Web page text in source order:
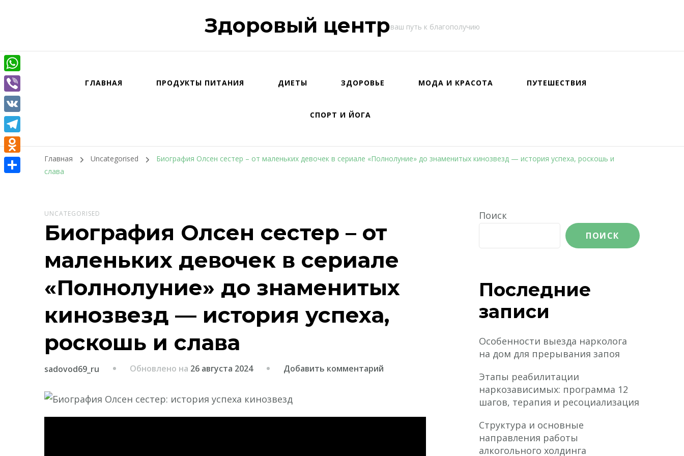
Здоровый центрваш путь к благополучию
ГЛАВНАЯ ПРОДУКТЫ ПИТАНИЯ ДИЕТЫ ЗДОРОВЬЕ МОДА И КРАСОТА ПУТЕШЕСТВИЯ
СПОРТ И ЙОГА
Главная Uncategorised
Биография Олсен сестер – от маленьких девочек в сериале «Полнолуние» до знаменитых кинозвезд — история успеха, роскошь и
слава
UNCATEGORISED
Биография Олсен сестер – от
маленьких девочек в сериале
«Полнолуние» до знаменитых
кинозвезд — история успеха,
роскошь и слава
sadovod69_ru Обновлено на 26 августа 2024 Добавить комментарий
Поиск
ПОИСК
Последние
записи
Особенности выезда нарколога
на дом для прерывания запоя
Этапы реабилитации
наркозависимых: программа 12
шагов, терапия и ресоциализация
Структура и основные
направления работы
алкогольного холдинга
WhatsApp
Viber
VK
Telegram
Odnoklassniki